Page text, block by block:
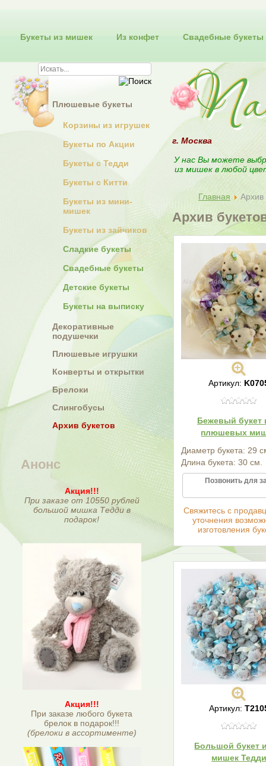
Букеты из мишек Из конфет Свадебные букеты
Плюшевые букеты
Корзины из игрушек
Букеты по Акции
Букеты с Тедди
Букеты с Китти
Букеты из мини-
мишек
Букеты из зайчиков
Сладкие букеты
Свадебные букеты
Детские букеты
Букеты на выписку
Декоративные
подушечки
Плюшевые игрушки
Конверты и открытки
Брелоки
Слингобусы
Архив букетов
Анонс
Акция!!!
При заказе от 10550 рублей
большой мишка Тедди в
подарок!
Акция!!!
При заказе любого букета
брелок в подарок!!!
(брелоки в ассортименте)
г. Москва
У нас Вы можете
из мишек в любой
Главная Архив
Архив
Артикул:
Бежевый букет
плюшевых
Диаметр букета: 29
Длина букета: 30 см.
Позвонить для
Cвяжитесь с
уточнения
изготовления
Артикул:
Большой букет
мишек Тедди